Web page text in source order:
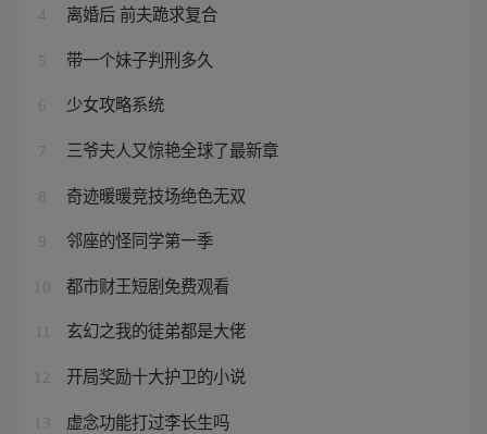
4 离婚后 前夫跪求复合
5 带一个妹子判刑多久
6 少女攻略系统
7 三爷夫人又惊艳全球了最新章
8 奇迹暖暖竞技场绝色无双
9 邻座的怪同学第一季
10 都市财王短剧免费观看
玄幻之我的徒弟都是大佬
12 开局奖励十大护卫的小说
13 虚念功能打过李长生吗